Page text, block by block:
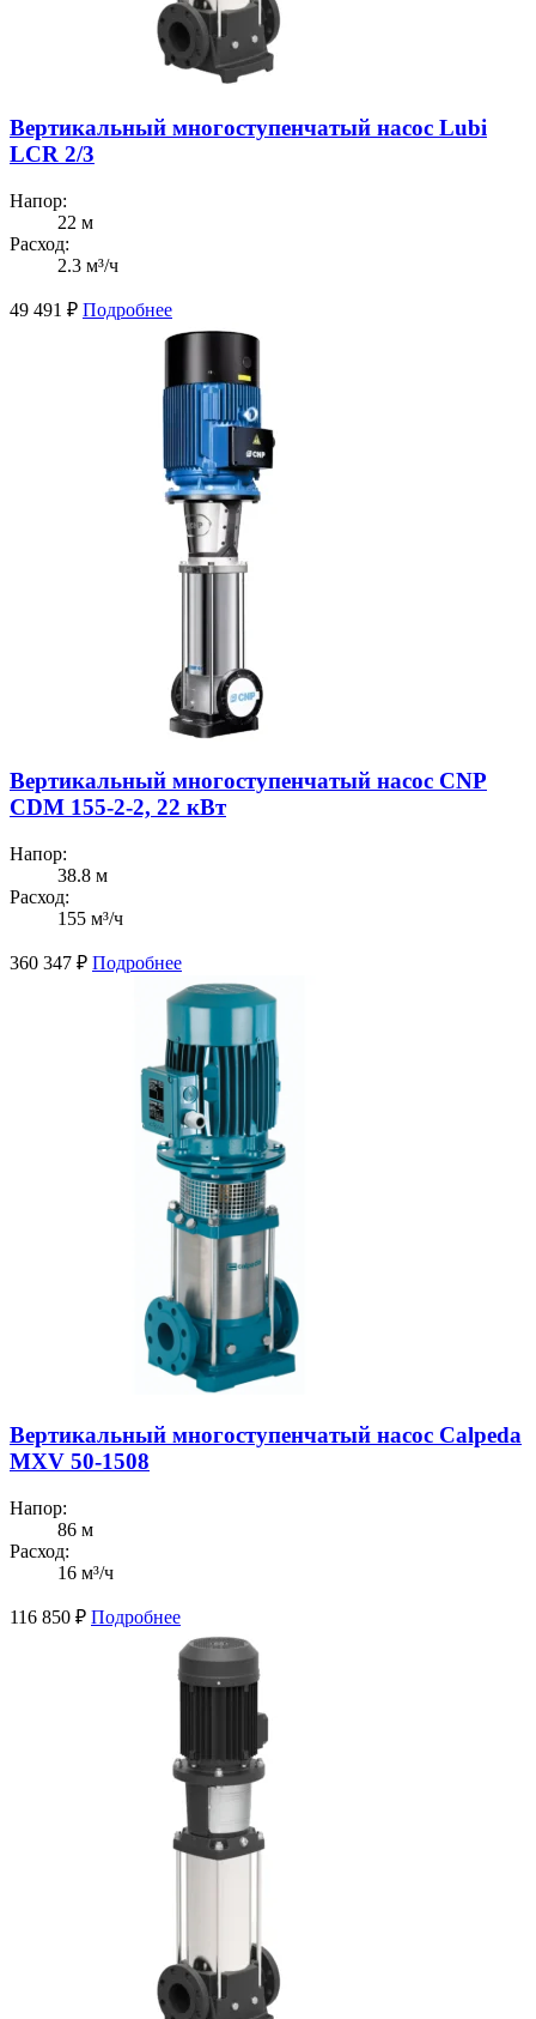
Вертикальный многоступенчатый насос Lubi
LCR 2/3
Напор:
22 м
Расход:
2.3 м³/ч
49 491 ₽ Подробнее
Вертикальный многоступенчатый насос CNP
CDM 155-2-2, 22 кВт
Напор:
38.8 м
Расход:
155 м³/ч
360 347 ₽ Подробнее
Вертикальный многоступенчатый насос Calpeda
MXV 50-1508
Напор:
86 м
Расход:
16 м³/ч
116 850 ₽ Подробнее